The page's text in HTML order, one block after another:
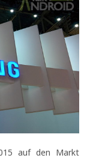
auf den Markt